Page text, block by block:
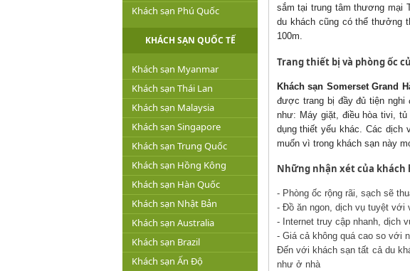
Khách sạn Phú Quốc
KHÁCH SẠN QUỐC TẾ
Khách sạn Myanmar
Khách sạn Thái Lan
Khách sạn Malaysia
Khách sạn Singapore
Khách sạn Trung Quốc
Khách sạn Hồng Kông
Khách sạn Hàn Quốc
Khách sạn Nhật Bản
Khách sạn Australia
Khách sạn Brazil
Khách sạn Ấn Độ
sắm tại trung tâm thương mại
du khách cũng có thể thưởng
100m.
Trang thiết bị và phòng ốc
Khách sạn Somerset Grand
được trang bị đầy đủ tiện nghi
như: Máy giặt, điều hòa tivi,
dụng thiết yếu khác. Các dịch
muốn vì trong khách sạn này
Những nhận xét của khách
- Phòng ốc rộng rãi, sạch sẽ
- Đồ ăn ngon, dịch vụ tuyệt với
- Internet truy cập nhanh, dịch
- Giá cả không quá cao so với
Đến với khách sạn tất cả du
như ở nhà